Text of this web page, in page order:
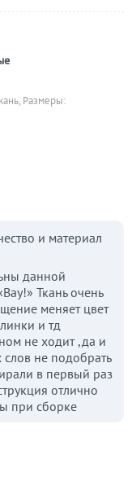
Размеры:
и материал
данной
Ткань очень
меняет цвет
и тд
не ходит ,да и
не подобрать
в первый раз
отлично
при сборке